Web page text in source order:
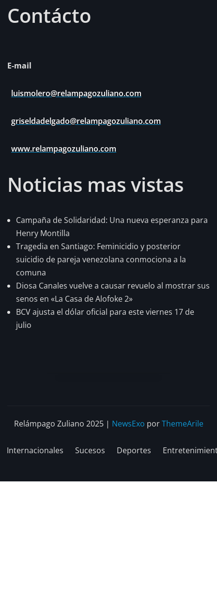
Contácto
E-mail
luismolero@relampagozuliano.com
griseldadelgado@relampagozuliano.com
www.relampagozuliano.com
Noticias mas vistas
Campaña de Solidaridad: Una nueva esperanza para
Henry Montilla
Tragedia en Santiago: Feminicidio y posterior
suicidio de pareja venezolana conmociona a la
comuna
Diosa Canales vuelve a causar revuelo al mostrar sus
senos en «La Casa de Alofoke 2»
BCV ajusta el dólar oficial para este viernes 17 de
julio
Relámpago Zuliano 2025 | NewsExo porThemeArile
Internacionales Sucesos Deportes